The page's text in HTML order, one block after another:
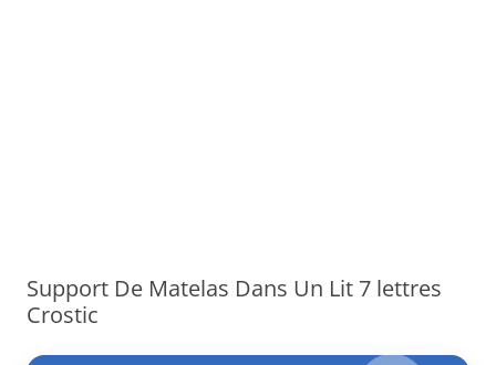
Support De Matelas Dans Un Lit 7 lettres
Crostic